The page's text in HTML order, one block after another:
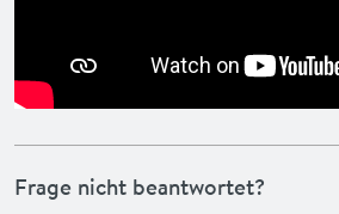
Frage nicht beantwortet?